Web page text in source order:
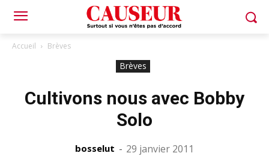
Accueil Brèves
Brèves
Cultivons nous avec Bobby
Solo
bosselut - 29 janvier 2011